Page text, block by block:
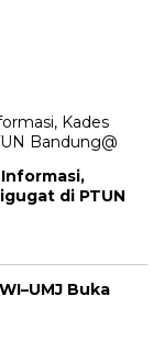
di PTUN
Buka